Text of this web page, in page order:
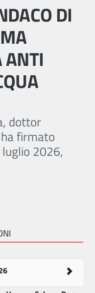
DI
ANTI
dottor
firmato
2026,